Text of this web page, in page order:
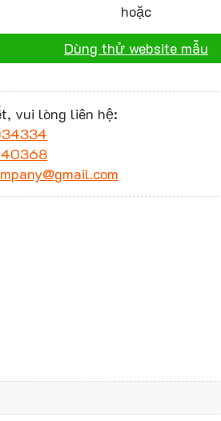
hoặc
Dùng thử website mẫu
vui lòng liên hệ: